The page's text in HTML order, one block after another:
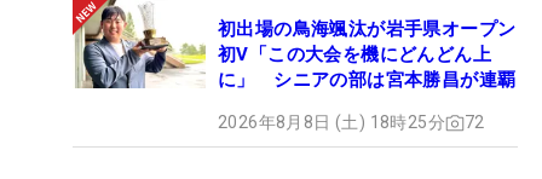
初出場の鳥海颯汰が岩手県オープン
初V「この大会を機にどんどん上
に」 シニアの部は宮本勝昌が連覇
2026年8月8日 (土) 18時25分 72